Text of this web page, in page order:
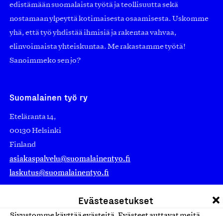
Evästeasetukset
edistämään suomalaista työtä ja teollisuutta sekä
nostamaan ylpeyttä kotimaisesta osaamisesta. Uskomme
yhä, että työ yhdistää ihmisiä ja rakentaa vahvaa,
elinvoimaista yhteiskuntaa. Me rakastamme työtä!
Sanoimmeko sen jo?
Suomalainen työ ry
Eteläranta 14,
00130 Helsinki
Finland
asiakaspalvelu@suomalainentyo.fi
laskutus@suomalainentyo.fi